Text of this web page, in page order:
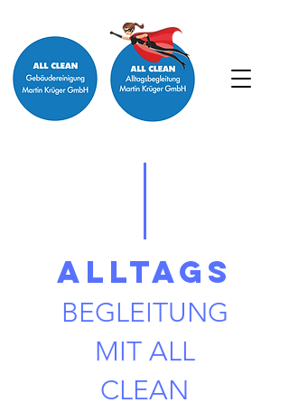
ALLTAGS
BEGLEITUNG
MIT ALL
CLEAN